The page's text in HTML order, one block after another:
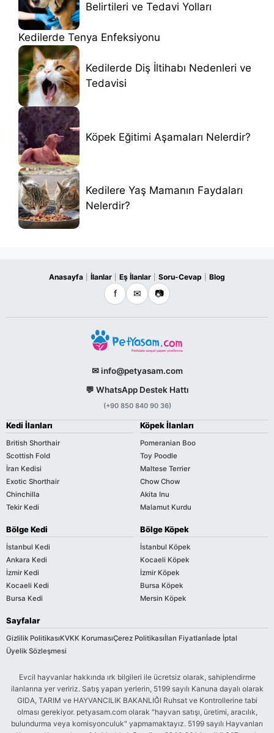
Belirtileri ve Tedavi Yolları
Kedilerde Tenya Enfeksiyonu
Kedilerde Diş İltihabı Nedenleri ve
Tedavisi
Köpek Eğitimi Aşamaları Nelerdir?
Kedilere Yaş Mamanın Faydaları
Nelerdir?
Anasayfa İlanlar Eş İlanlar Soru-Cevap Blog
f ✉ 📷
✉ info@petyasam.com
💬 WhatsApp Destek Hattı
(+90 850 840 90 36)
Kedi İlanları
British Shorthair
Scottish Fold
İran Kedisi
Exotic Shorthair
Chinchilla
Tekir Kedi
Köpek İlanları
Pomeranian Boo
Toy Poodle
Maltese Terrier
Chow Chow
Akita Inu
Malamut Kurdu
Bölge Kedi
İstanbul Kedi
Ankara Kedi
İzmir Kedi
Kocaeli Kedi
Bursa Kedi
Bölge Köpek
İstanbul Köpek
Kocaeli Köpek
İzmir Köpek
Bursa Köpek
Mersin Köpek
Sayfalar
Gizlilik PolitikasıKVKK KorumasıÇerez Politikasıİlan Fiyatlarıİade İptal
Üyelik Sözleşmesi
Evcil hayvanlar hakkında ırk bilgileri ile ücretsiz olarak, sahiplendirme
ilanlarına yer veririz. Satış yapan yerlerin, 5199 sayılı Kanuna dayalı olarak
GIDA, TARIM ve HAYVANCILIK BAKANLIĞI Ruhsat ve Kontrollerine tabi
olması gerekiyor. petyasam.com olarak "hayvan satışı, üretimi, aracılık,
bulundurma veya komisyonculuk" yapmamaktayız. 5199 sayılı Hayvanları